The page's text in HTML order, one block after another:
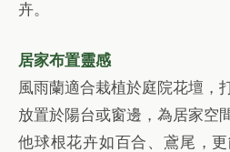
卉。
居家布置靈感
風雨蘭適合栽植於庭院花壇，
放置於陽台或窗邊，為居家空
他球根花卉如百合、鳶尾，